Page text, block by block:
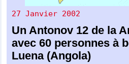
27 Janvier 2002
Un Antonov 12 de la
avec 60 personnes à
Luena (Angola)